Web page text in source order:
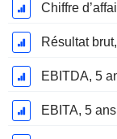
Chiffre
Résultat
EBITDA, 5
EBITA, 5